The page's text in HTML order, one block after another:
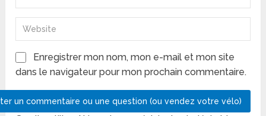
Enregistrer mon nom, mon e-mail et mon site
dans le navigateur pour mon prochain commentaire.